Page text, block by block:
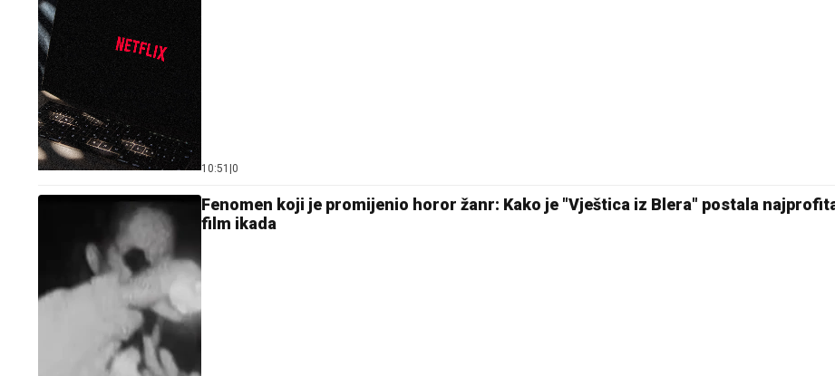
10:51 0
Fenomen koji je promijenio horor žanr: Kako je "Vještica iz Blera" postala
film ikada